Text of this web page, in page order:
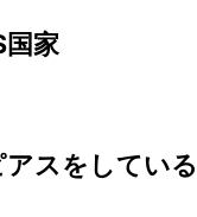
国家
アスをしている